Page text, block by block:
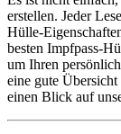
erstellen. Jeder
Hülle-
besten Impfpass-
um Ihren
eine gute
einen Blick auf